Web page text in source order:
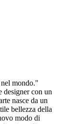
nel mondo."
designer con un
nasce da un
bellezza della
modo di